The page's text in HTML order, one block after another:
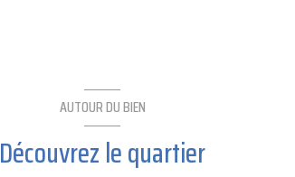
AUTOUR DU BIEN
Découvrez le quartier